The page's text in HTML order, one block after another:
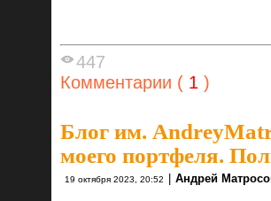
447
Комментарии ( 1 )
Блог им.
моего портфеля.
19 октября 2023, 20:52 Андрей